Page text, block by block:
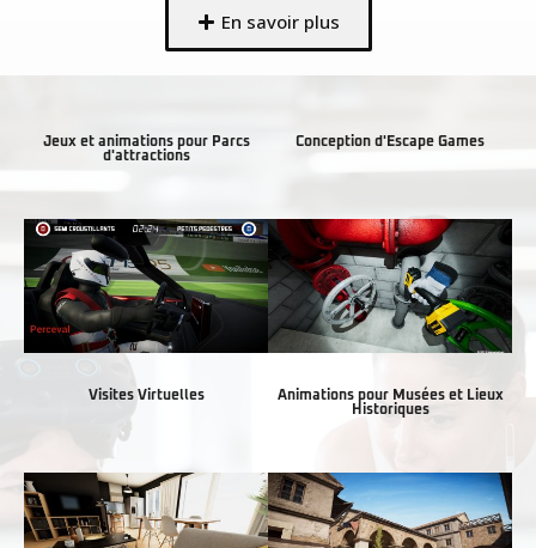
En savoir plus
Jeux et animations pour Parcs
d'attractions
Conception d'Escape Games
Visites Virtuelles
Animations pour Musées et Lieux
Historiques